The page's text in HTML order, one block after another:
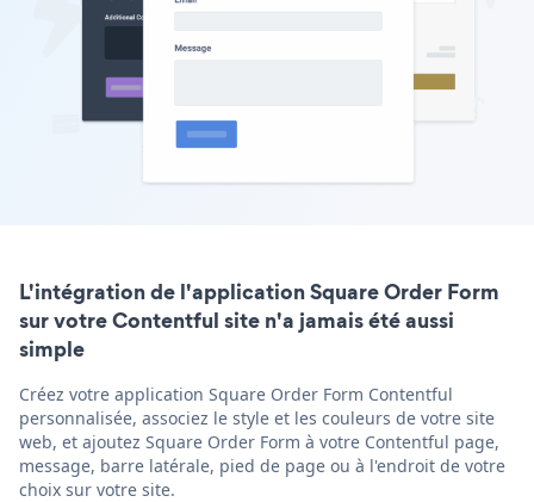
L'intégration de l'application Square Order Form
sur votre Contentful site n'a jamais été aussi
simple
Créez votre application Square Order Form Contentful
personnalisée, associez le style et les couleurs de votre site
web, et ajoutez Square Order Form à votre Contentful page,
message, barre latérale, pied de page ou à l'endroit de votre
choix sur votre site.